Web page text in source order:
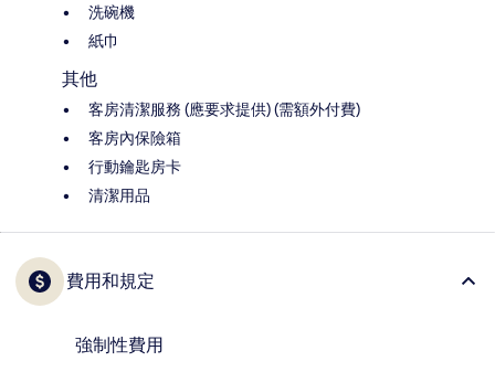
洗碗機
紙巾
其他
客房清潔服務 (應要求提供) (需額外付費)
客房內保險箱
行動鑰匙房卡
清潔用品
費用和規定
強制性費用